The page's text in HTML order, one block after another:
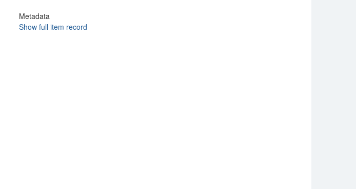
Metadata
Show full item record